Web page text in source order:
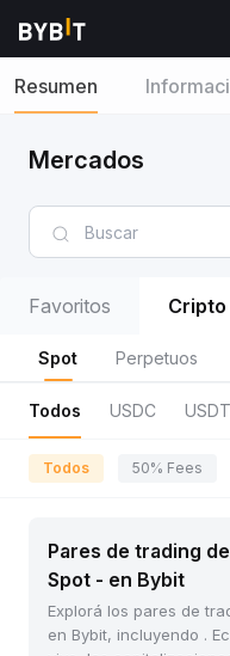
Resumen
Mercados
Favoritos Cripto
Spot Perpetuos
Todos USDC USDT
Todos 50% Fees
Pares de trading
Spot - en Bybit
Explorá los pares de
en Bybit, incluyendo .